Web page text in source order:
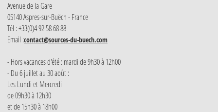
Avenue de la Gare
05140 Aspres-sur-Buëch - France
Tél : +33(0)4 92 58 68 88
Email :contact@sources-du-buech.com
- Hors vacances d'été : mardi de 9h30 à 12h00
- Du 6 juillet au 30 août :
Les Lundi et Mercredi
de 09h30 à 12h30
et de 15h30 à 18h00